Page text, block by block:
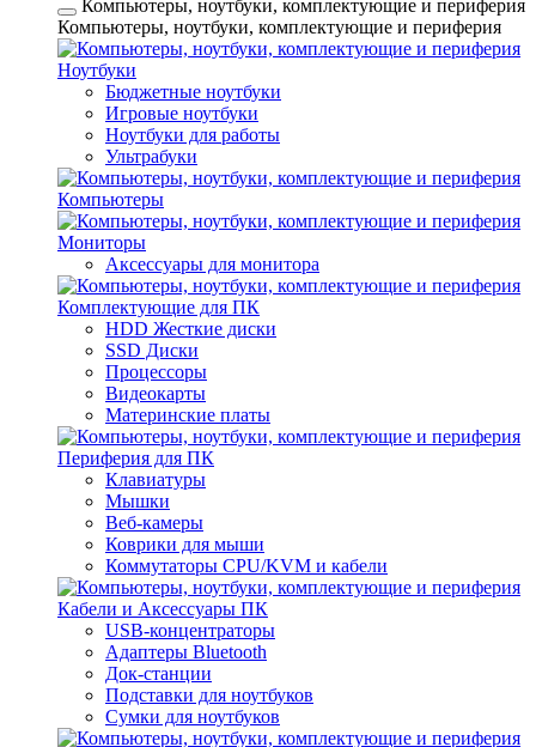
Компьютеры, ноутбуки, комплектующие и периферия
Компьютеры, ноутбуки, комплектующие и периферия
Ноутбуки
Бюджетные ноутбуки
Игровые ноутбуки
Ноутбуки для работы
Ультрабуки
Компьютеры
Мониторы
Аксессуары для монитора
Комплектующие для ПК
HDD Жесткие диски
SSD Диски
Процессоры
Видеокарты
Материнские платы
Периферия для ПК
Клавиатуры
Мышки
Веб-камеры
Коврики для мыши
Коммутаторы CPU/KVM и кабели
Кабели и Аксессуары ПК
USB-концентраторы
Адаптеры Bluetooth
Док-станции
Подставки для ноутбуков
Сумки для ноутбуков